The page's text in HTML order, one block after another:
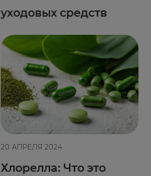
уходовых средств
20 АПРЕЛЯ 2024
Хлорелла: Что это